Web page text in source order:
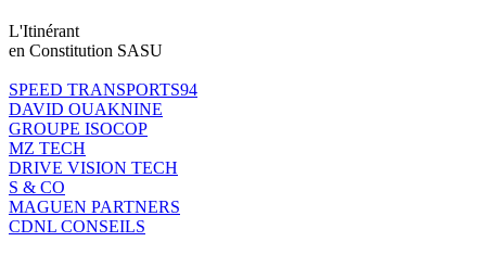
L'Itinérant
en Constitution SASU
SPEED TRANSPORTS94
DAVID OUAKNINE
GROUPE ISOCOP
MZ TECH
DRIVE VISION TECH
S & CO
MAGUEN PARTNERS
CDNL CONSEILS